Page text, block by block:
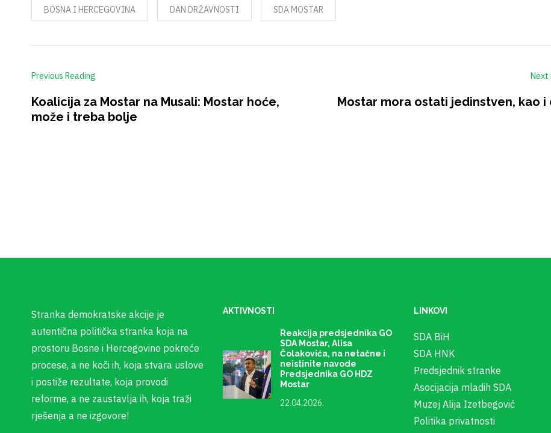
BOSNA I HERCEGOVINA DAN DRŽAVNOSTI SDA MOSTAR
Previous Reading
Koalicija za Mostar na Musali: Mostar hoće,
može i treba bolje
Next
Mostar mora ostati jedinstven, kao i
Stranka demokratske akcije je
autentična politička stranka koja na
prostoru Bosne i Hercegovine pokreće
procese, a ne koči ih, koja stvara uslove
i postiže rezultate, koja provodi
reforme, a ne zaustavlja ih, koja traži
rješenja a ne izgovore!
AKTIVNOSTI
Reakcija predsjednika GO
SDA Mostar, Alisa
Čolakovića, na netačne i
neistinite navode
Predsjednika GO HDZ
Mostar
22.04.2026.
LINKOVI
SDA BiH
SDA HNK
Predsjednik stranke
Asocijacija mladih SDA
Muzej Alija Izetbegović
Politika privatnosti